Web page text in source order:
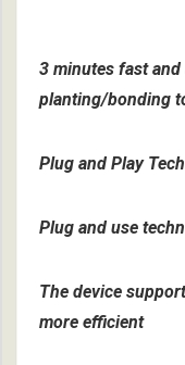
3 minutes fast
planting/bonding
Plug and Play
Plug and use
The device
more efficient